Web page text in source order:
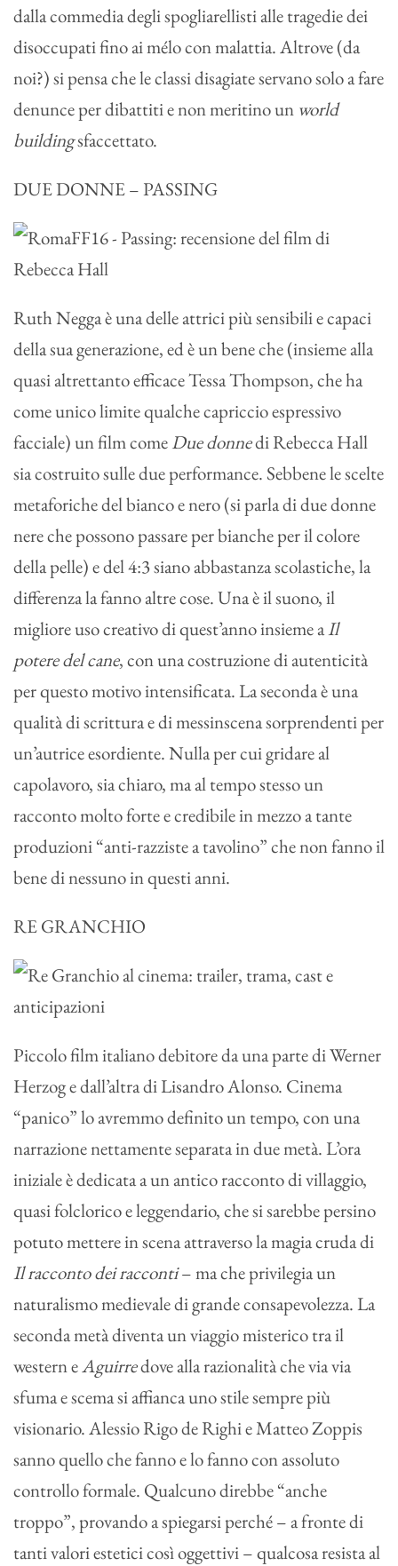
dalla commedia degli spogliarellisti alle tragedie dei
disoccupati fino ai mélo con malattia. Altrove (da
noi?) si pensa che le classi disagiate servano solo a fare
denunce per dibattiti e non meritino un world
buildingsfaccettato.
DUE DONNE – PASSING
Ruth Negga è una delle attrici più sensibili e capaci
della sua generazione, ed è un bene che (insieme alla
quasi altrettanto efficace Tessa Thompson, che ha
come unico limite qualche capriccio espressivo
facciale) un film comeDue donnedi Rebecca Hall
sia costruito sulle due performance. Sebbene le scelte
metaforiche del bianco e nero (si parla di due donne
nere che possono passare per bianche per il colore
della pelle) e del 4:3 siano abbastanza scolastiche, la
differenza la fanno altre cose. Una è il suono, il
migliore uso creativo di quest’anno insieme aIl
potere del cane, con una costruzione di autenticità
per questo motivo intensificata. La seconda è una
qualità di scrittura e di messinscena sorprendenti per
un’autrice esordiente. Nulla per cui gridare al
capolavoro, sia chiaro, ma al tempo stesso un
racconto molto forte e credibile in mezzo a tante
produzioni “anti-razziste a tavolino” che non fanno il
bene di nessuno in questi anni.
RE GRANCHIO
Piccolo film italiano debitore da una parte di Werner
Herzog e dall’altra di Lisandro Alonso. Cinema
“panico” lo avremmo definito un tempo, con una
narrazione nettamente separata in due metà. L’ora
iniziale è dedicata a un antico racconto di villaggio,
quasi folclorico e leggendario, che si sarebbe persino
potuto mettere in scena attraverso la magia cruda di
Il racconto dei racconti– ma che privilegia un
naturalismo medievale di grande consapevolezza. La
seconda metà diventa un viaggio misterico tra il
western eAguirredove alla razionalità che via via
sfuma e scema si affianca uno stile sempre più
visionario. Alessio Rigo de Righi e Matteo Zoppis
sanno quello che fanno e lo fanno con assoluto
controllo formale. Qualcuno direbbe “anche
troppo”, provando a spiegarsi perché – a fronte di
tanti valori estetici così oggettivi – qualcosa resista al